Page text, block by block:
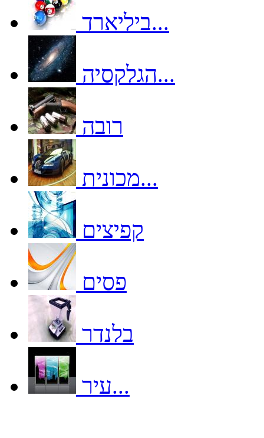
ביליארד...
הגלקסיה...
רובה
מכונית...
קפיצים
פסים
בלנדר
עיר...